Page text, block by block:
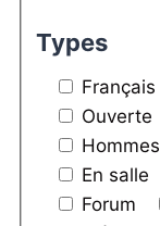
Types
Français
Ouverte
Hommes
En salle
Forum